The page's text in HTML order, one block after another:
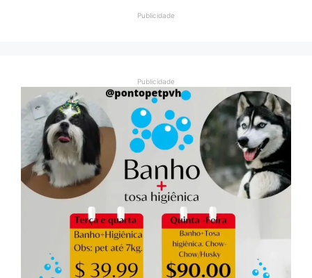
Publicidade
Publicidade